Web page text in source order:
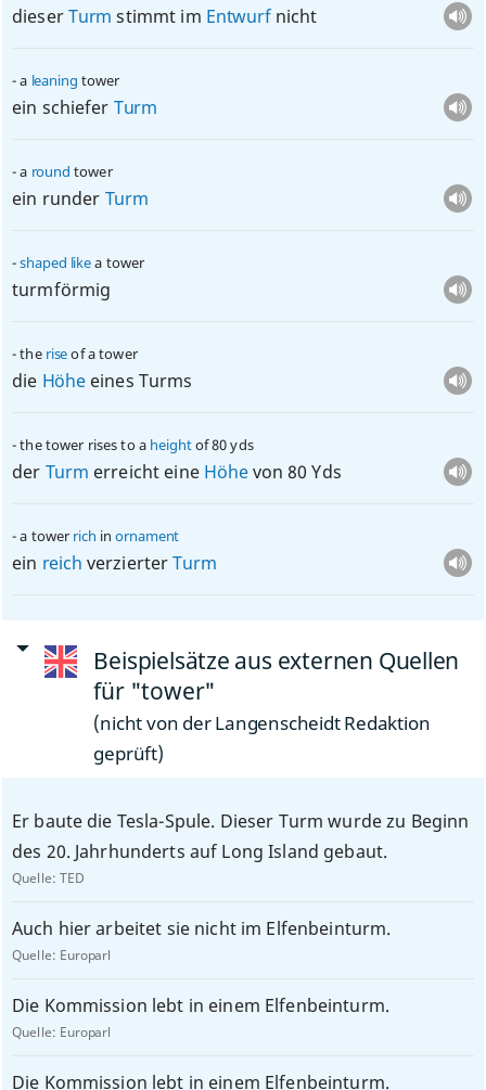
dieserTurm stimmt im Entwurfnicht
a leaning tower
ein schiefer Turm
a round tower
ein runder Turm
shaped likea tower
turmförmig
the riseof a tower
die Höheeines Turms
the tower rises to a heightof 80 yds
der Turm erreicht eine Höhevon 80 Yds
a tower rich inornament
ein reich verzierterTurm
Beispielsätze aus externen Quellen
für "tower"
(nicht von der Langenscheidt Redaktion
geprüft)
Er baute die Tesla-Spule. Dieser Turm wurde zu Beginn
des 20. Jahrhunderts auf Long Island gebaut.
Quelle:TED
Auch hier arbeitet sie nicht im Elfenbeinturm.
Quelle: Europarl
Die Kommission lebt in einem Elfenbeinturm.
Quelle: Europarl
Die Kommission lebt in einem Elfenbeinturm.